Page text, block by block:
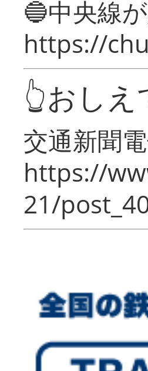
🔵中央線
https://
👆おし
交通新聞
https://
21/